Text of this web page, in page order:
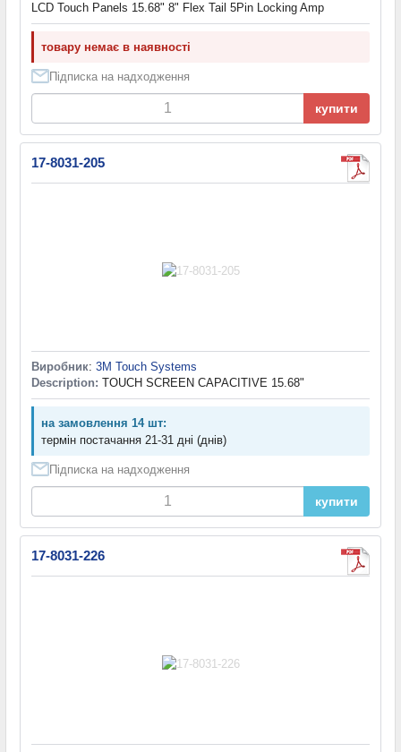
LCD Touch Panels 15.68" 8" Flex Tail 5Pin Locking Amp
товару немає в наявності
Підписка на надходження
купити
17-8031-205
Виробник: 3M Touch Systems
Description: TOUCH SCREEN CAPACITIVE 15.68"
на замовлення 14 шт:
термін постачання 21-31 дні (днів)
Підписка на надходження
купити
17-8031-226